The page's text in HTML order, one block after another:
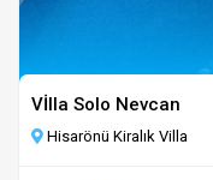
Vİlla Solo Nevcan
Hisarönü Kiralık Villa